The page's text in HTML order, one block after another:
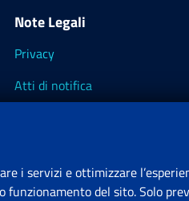
Note Legali
Privacy
Atti di notifica
i servizi e ottimizzare
del sito. Solo